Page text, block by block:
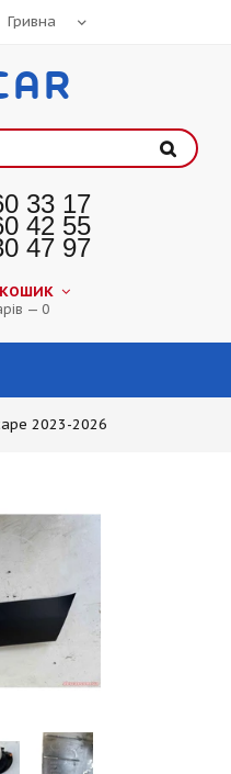
33 17
42 55
47 97
— 0
2023-2026